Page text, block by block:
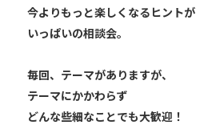
今よりもっと楽しくなるヒントが
いっぱいの相談会。
毎回、テーマがありますが、
テーマにかかわらず
どんな些細なことでも大歓迎！